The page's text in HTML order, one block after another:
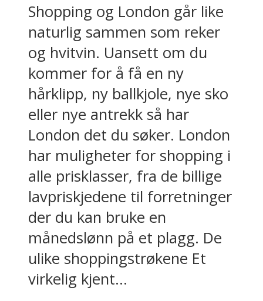
Shopping og London går like
naturlig sammen som reker
og hvitvin. Uansett om du
kommer for å få en ny
hårklipp, ny ballkjole, nye sko
eller nye antrekk så har
London det du søker. London
har muligheter for shopping i
alle prisklasser, fra de billige
lavpriskjedene til forretninger
der du kan bruke en
månedslønn på et plagg. De
ulike shoppingstrøkene Et
virkelig kjent...